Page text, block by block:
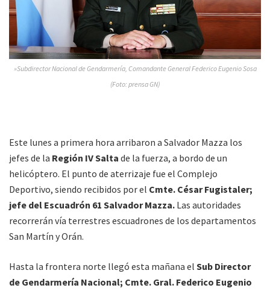
»Subdirector Nacional de Gendarmería, Comandante General Federico Eugenio Sosa
(Foto: prensa GN)
Este lunes a primera hora arribaron a Salvador Mazza los
jefes de la Región IV Salta de la fuerza, a bordo de un
helicóptero. El punto de aterrizaje fue el Complejo
Deportivo, siendo recibidos por el Cmte. César Fugistaler;
jefe del Escuadrón 61 Salvador Mazza. Las autoridades
recorrerán vía terrestres escuadrones de los departamentos
San Martín y Orán.
Hasta la frontera norte llegó esta mañana el Sub Director
de Gendarmería Nacional; Cmte. Gral. Federico Eugenio